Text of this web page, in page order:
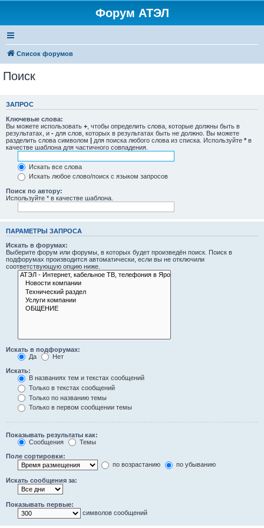
Форум АТЭЛ
Список форумов
Поиск
ЗАПРОС
Ключевые слова:
Вы можете использовать + , чтобы определить слова, которые должны быть в
результатах, и - для слов, которых в результатах быть не должно. Вы можете
разделить слова символом | для поиска любого слова из списка. Используйте * в
качестве шаблона для частичного совпадения.
Искать все слова
Искать любое слово/поиск с языком запросов
Поиск по автору:
Используйте * в качестве шаблона.
ПАРАМЕТРЫ ЗАПРОСА
Искать в форумах:
Выберите форум или форумы, в которых будет произведён поиск. Поиск в
подфорумах производится автоматически, если вы не отключили
соответствующую опцию ниже.
Искать в подфорумах:
Да
Нет
Искать:
В названиях тем и текстах сообщений
Только в текстах сообщений
Только по названию темы
Только в первом сообщении темы
Показывать результаты как:
Сообщения
Темы
Поле сортировки:
по возрастанию
по убыванию
Искать сообщения за:
Показывать первые:
символов сообщений